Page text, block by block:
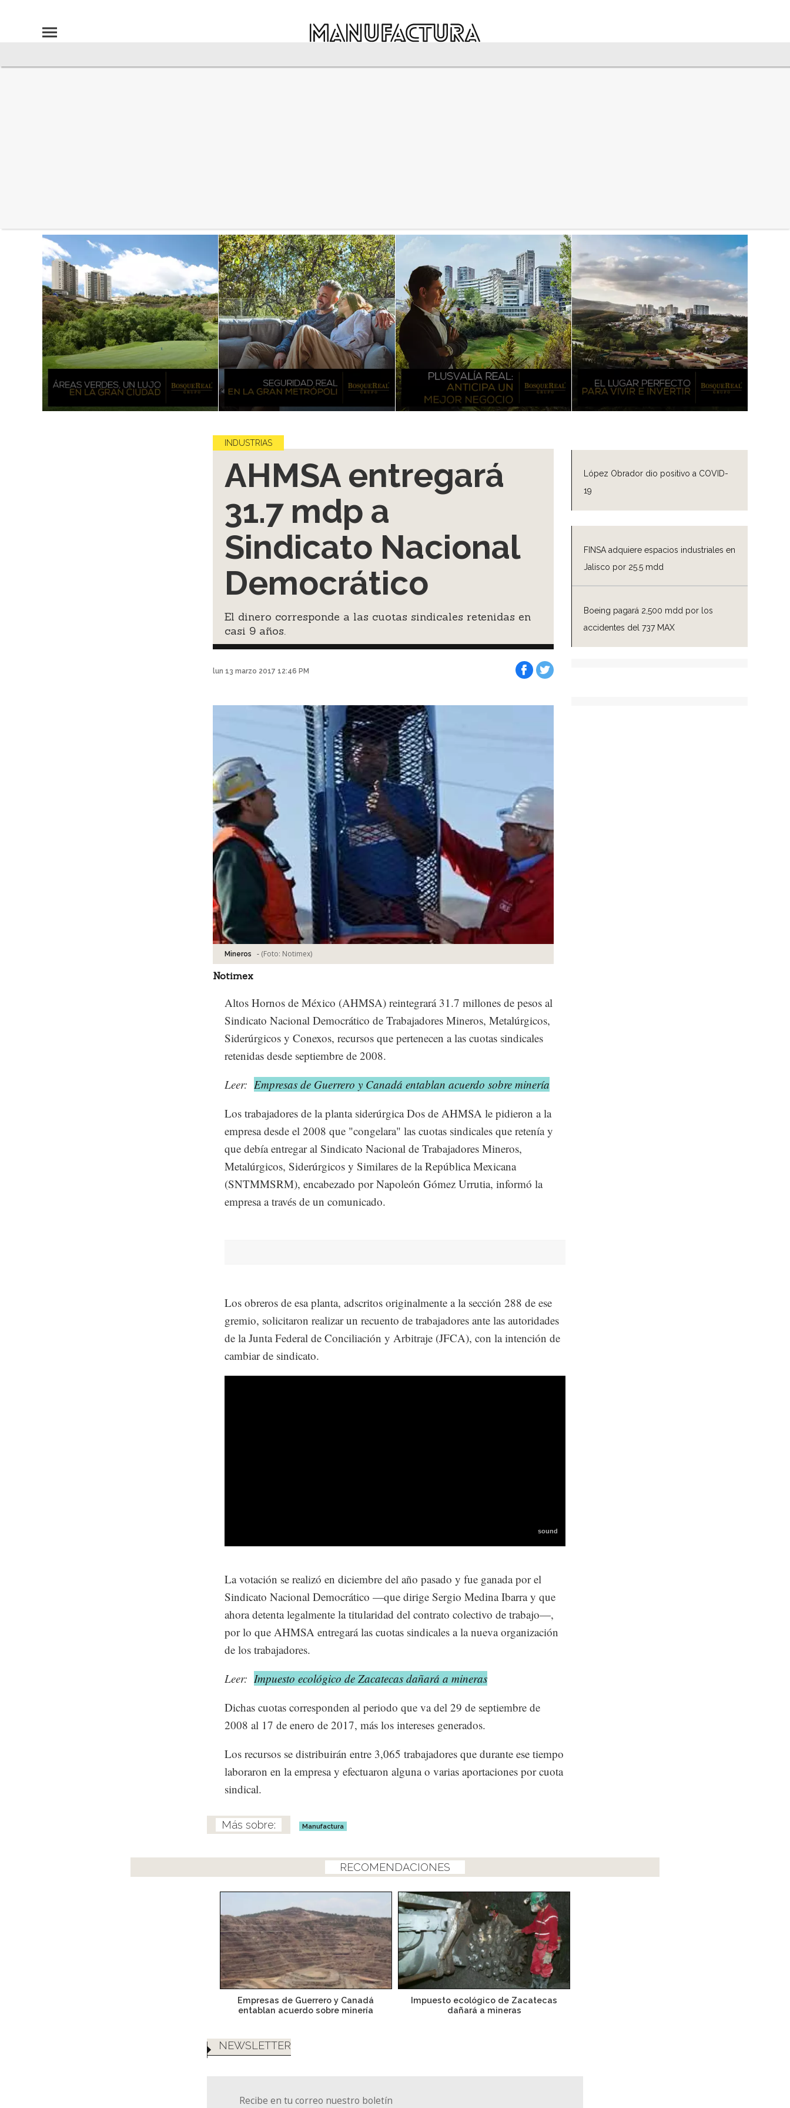
López Obrador dio positivo a COVID-
19
FINSA adquiere espacios industriales en
Jalisco por 25.5 mdd
Boeing pagará 2,500 mdd por los
accidentes del 737 MAX
INDUSTRIAS
AHMSA entregará
31.7 mdp a
Sindicato Nacional
Democrático
El dinero corresponde a las cuotas sindicales retenidas en
casi 9 años.
lun 13 marzo 2017 12:46 PM
Mineros - (Foto: Notimex)
Notimex
Altos Hornos de México (AHMSA) reintegrará 31.7 millones de pesos al
Sindicato Nacional Democrático de Trabajadores Mineros, Metalúrgicos,
Siderúrgicos y Conexos, recursos que pertenecen a las cuotas sindicales
retenidas desde septiembre de 2008.
Leer: Empresas de Guerrero y Canadá entablan acuerdo sobre minería
Los trabajadores de la planta siderúrgica Dos de AHMSA le pidieron a la
empresa desde el 2008 que "congelara" las cuotas sindicales que retenía y
que debía entregar al Sindicato Nacional de Trabajadores Mineros,
Metalúrgicos, Siderúrgicos y Similares de la República Mexicana
(SNTMMSRM), encabezado por Napoleón Gómez Urrutia, informó la
empresa a través de un comunicado.
Los obreros de esa planta, adscritos originalmente a la sección 288 de ese
gremio, solicitaron realizar un recuento de trabajadores ante las autoridades
de la Junta Federal de Conciliación y Arbitraje (JFCA), con la intención de
cambiar de sindicato.
La votación se realizó en diciembre del año pasado y fue ganada por el
Sindicato Nacional Democrático —que dirige Sergio Medina Ibarra y que
ahora detenta legalmente la titularidad del contrato colectivo de trabajo—,
por lo que AHMSA entregará las cuotas sindicales a la nueva organización
de los trabajadores.
Leer: Impuesto ecológico de Zacatecas dañará a mineras
Dichas cuotas corresponden al periodo que va del 29 de septiembre de
2008 al 17 de enero de 2017, más los intereses generados.
Los recursos se distribuirán entre 3,065 trabajadores que durante ese tiempo
laboraron en la empresa y efectuaron alguna o varias aportaciones por cuota
sindical.
Manufactura
RECOMENDACIONES
Empresas de Guerrero y Canadá
entablan acuerdo sobre minería
Impuesto ecológico de Zacatecas
dañará a mineras
NEWSLETTER
Recibe en tu correo nuestro boletín